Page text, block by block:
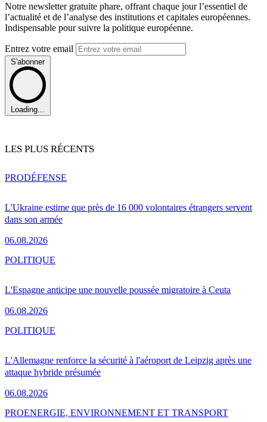
Notre newsletter gratuite phare, offrant chaque jour l’essentiel de
l’actualité et de l’analyse des institutions et capitales européennes.
Indispensable pour suivre la politique européenne.
Entrez votre email
S'abonner
Loading...
LES PLUS RÉCENTS
L'Ukraine estime que près de 16 000 volontaires étrangers servent
dans son armée
06.08.2026
PRODÉFENSE
L'Espagne anticipe une nouvelle poussée migratoire à Ceuta
06.08.2026
POLITIQUE
L'Allemagne renforce la sécurité à l'aéroport de Leipzig après une
attaque hybride présumée
06.08.2026
POLITIQUE
PROENERGIE, ENVIRONNEMENT ET TRANSPORT